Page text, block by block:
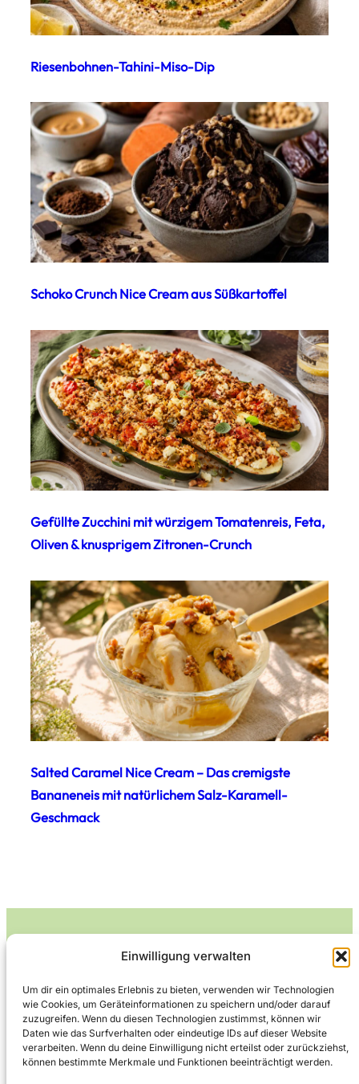
Einwilligung verwalten
Um dir ein optimales Erlebnis zu bieten, verwenden wir Technologien
wie Cookies, um Geräteinformationen zu speichern und/oder darauf
zuzugreifen. Wenn du diesen Technologien zustimmst, können wir
Daten wie das Surfverhalten oder eindeutige IDs auf dieser Website
verarbeiten. Wenn du deine Einwilligung nicht erteilst oder zurückziehst,
können bestimmte Merkmale und Funktionen beeinträchtigt werden.
Riesenbohnen-Tahini-Miso-Dip
Schoko Crunch Nice Cream aus Süßkartoffel
Gefüllte Zucchini mit würzigem Tomatenreis, Feta,
Oliven & knusprigem Zitronen-Crunch
Salted Caramel Nice Cream – Das cremigste
Bananeneis mit natürlichem Salz-Karamell-
Geschmack
Leckerlife
Lecker essen – gesund leben.